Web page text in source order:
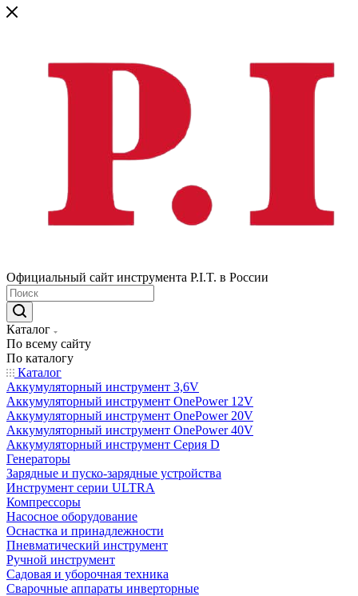
Официальный сайт инструмента P.I.T. в России
Каталог
По всему сайту
По каталогу
Каталог
Аккумуляторный инструмент 3,6V
Аккумуляторный инструмент OnePower 12V
Аккумуляторный инструмент OnePower 20V
Аккумуляторный инструмент OnePower 40V
Аккумуляторный инструмент Серия D
Генераторы
Зарядные и пуско-зарядные устройства
Инструмент серии ULTRA
Компрессоры
Насосное оборудование
Оснастка и принадлежности
Пневматический инструмент
Ручной инструмент
Садовая и уборочная техника
Сварочные аппараты инверторные